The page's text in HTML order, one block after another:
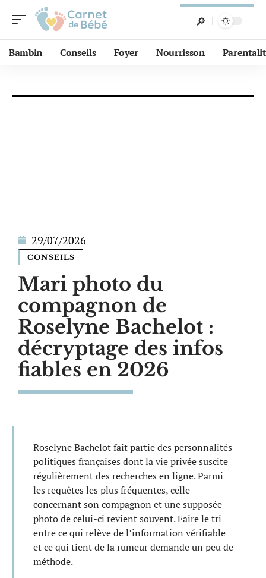
Bambin Conseils Foyer Nourrisson
29/07/2026
CONSEILS
Mari photo du
compagnon de
Roselyne Bachelot :
décryptage des infos
fiables en 2026
Roselyne Bachelot fait partie des personnalités
politiques françaises dont la vie privée suscite
régulièrement des recherches en ligne. Parmi
les requêtes les plus fréquentes, celle
concernant son compagnon et une supposée
photo de celui-ci revient souvent. Faire le tri
entre ce qui relève de l’information vérifiable
et ce qui tient de la rumeur demande un peu de
méthode.